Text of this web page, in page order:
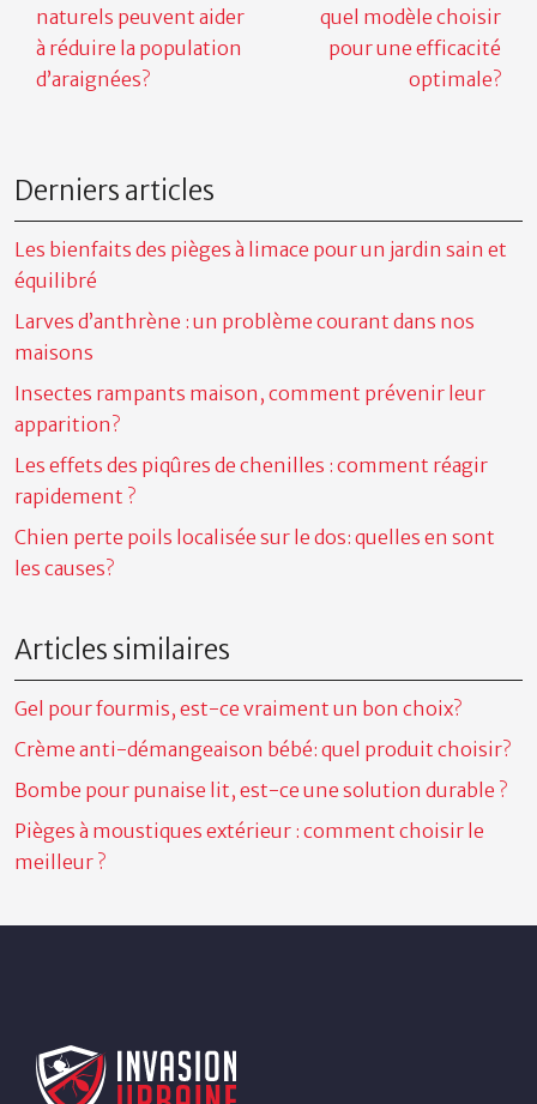
naturels peuvent aider
à réduire la population
d’araignées?
quel modèle choisir
pour une efficacité
optimale?
Derniers articles
Les bienfaits des pièges à limace pour un jardin sain et
équilibré
Larves d’anthrène : un problème courant dans nos
maisons
Insectes rampants maison, comment prévenir leur
apparition?
Les effets des piqûres de chenilles : comment réagir
rapidement ?
Chien perte poils localisée sur le dos: quelles en sont
les causes?
Articles similaires
Gel pour fourmis, est-ce vraiment un bon choix?
Crème anti-démangeaison bébé: quel produit choisir?
Bombe pour punaise lit, est-ce une solution durable ?
Pièges à moustiques extérieur : comment choisir le
meilleur ?